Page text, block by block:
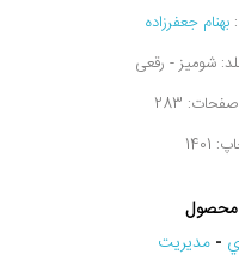
بهنام جعفرزاده
شومیز - رقعی
283
محصول
- مديريت